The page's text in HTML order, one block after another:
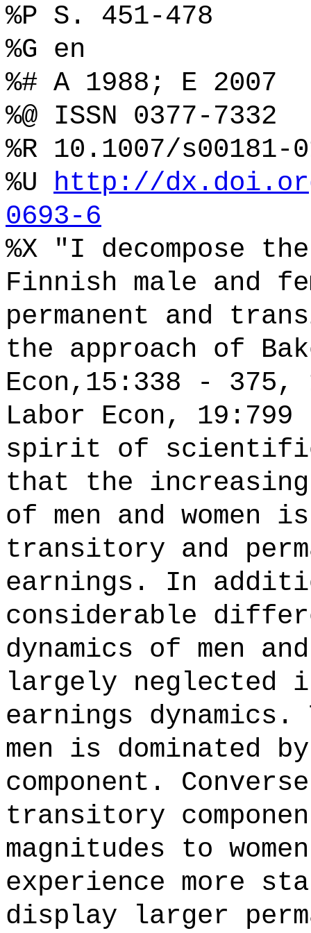
%P S. 451-478
%G en
%# A 1988; E 2007
%@ ISSN 0377-7332
%R 10.1007/s00181-
%U http://
0693-6
%X "I decompose
Finnish male and
permanent and
the approach of
Econ,15:338 -
Labor Econ,
spirit of
that the
of men and women
transitory and
earnings. In
considerable
dynamics of men
largely neglected
earnings dynamics.
men is dominated
component.
transitory
magnitudes to
experience more
display larger